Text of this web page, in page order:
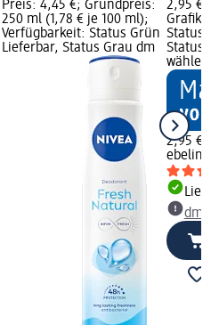
Preis: 4,45 €; Grundpreis:
250 ml (1,78 € je 100 ml);
Verfügbarkeit: Status Grün
Lieferbar, Status Grau dm
2,95 €;
Grafik;
Status
Status
wählen
2,95 €
ebelin
dm